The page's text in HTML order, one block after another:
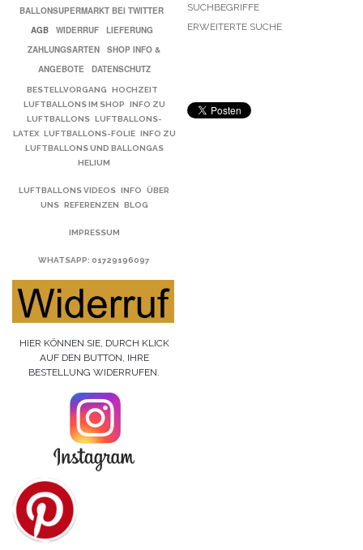
BALLONSUPERMARKT BEI TWITTER
AGB
WIDERRUF
LIEFERUNG
ZAHLUNGSARTEN
SHOP INFO &
ANGEBOTE
DATENSCHUTZ
BESTELLVORGANG
HOCHZEIT
LUFTBALLONS IM SHOP
INFO ZU
LUFTBALLONS LUFTBALLONS-
LATEX LUFTBALLONS-FOLIE INFO ZU
LUFTBALLONS UND BALLONGAS
HELIUM
LUFTBALLONS VIDEOS INFO
ÜBER
UNS REFERENZEN BLOG
IMPRESSUM
WHATSAPP: 01729196097
HIER KÖNNEN SIE, DURCH KLICK
AUF DEN BUTTON, IHRE
BESTELLUNG WIDERRUFEN.
SUCHBEGRIFFE
ERWEITERTE SUCHE